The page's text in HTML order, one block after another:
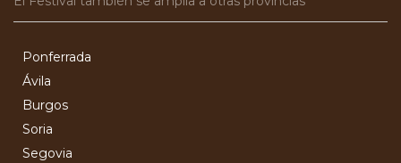
Ponferrada
Ávila
Burgos
Soria
Segovia